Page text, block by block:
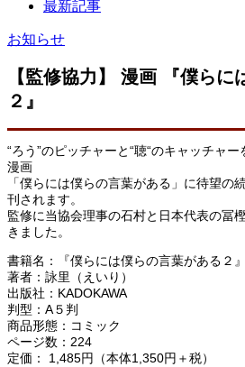
最新記事
お知らせ
【監修協力】 漫画 『僕らに
２』
“ろう”のピッチャーと“聴“のキャッチャ
漫画
「僕らには僕らの言葉がある」に待望の
刊されます。
監修に当協会理事の石村と日本代表の冨
きました。
書籍名：『僕らには僕らの言葉がある２』
著者：詠里（えいり）
出版社：KADOKAWA
判型：A５判
商品形態：コミック
ページ数：224
定価： 1,485円（本体1,350円＋税）